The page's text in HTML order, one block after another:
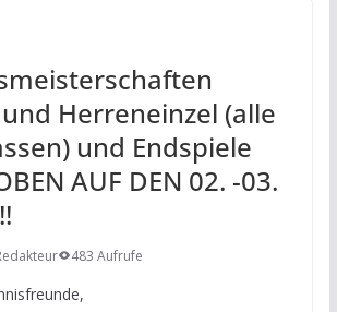
Herreneinzel (alle
und Endspiele
AUF DEN 02. -03.
483 Aufrufe